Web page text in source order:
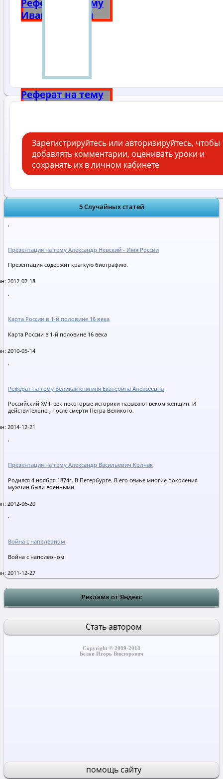
Реферат на тему
Иван Грозный
Реферат на тему
Зарегистрируйтесь или авторизируйтесь, чтобы
добавлять комментарии, оценивать уроки и
сохранять их в личном кабинете
5 Случайных статей
Презентация на тему Александр Невский - Имя России
Презентация содержит краткую биографию.
2012-02-18
Карта России в 1-й половине 16 века
Карта России в 1-й половине 16 века
2010-05-14
Реферат на тему Великая княгиня Екатерина Алексеевна
Российский ХVIII век некоторые историки называют веком женщин. И
действительно , после смерти Петра Великого.
2014-12-21
Презентация на тему Александр Васильевич Колчак
Родился 4 ноября 1874г. В Петербурге. В его семье многие поколения
мужчин были военными.
2012-06-20
Война с наполеоном
Война с наполеоном
2011-12-27
Реклама от Яндекс
Стать автором
Copyright © 2009-2018
Белов Игорь Викторович
помощь сайту